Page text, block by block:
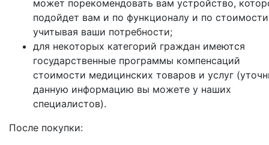
может порекомендовать вам устройство,
подойдет вам и по функционалу и по
учитывая ваши потребности;
для некоторых категорий граждан имеются
государственные программы компенсаций
стоимости медицинских товаров и услуг
данную информацию вы можете у наших
специалистов).
После покупки: